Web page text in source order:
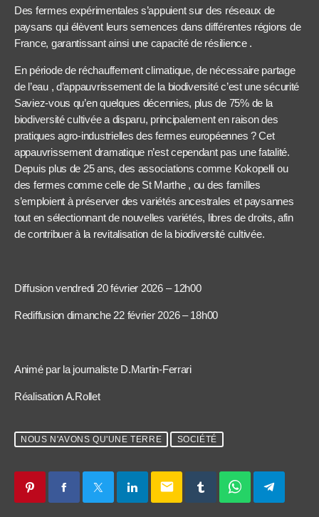
Des fermes expérimentales s’appuient sur des réseaux de
paysans qui élèvent leurs semences dans différentes régions de
France, garantissant ainsi une capacité de résilience .
En période de réchauffement climatique, de nécessaire partage
de l’eau , d’appauvrissement de la biodiversité c’est une sécurité
Saviez-vous qu’en quelques décennies, plus de 75% de la
biodiversité cultivée a disparu, principalement en raison des
pratiques agro-industrielles des fermes européennes ? Cet
appauvrissement dramatique n’est cependant pas une fatalité.
Depuis plus de 25 ans, des associations comme Kokopelli ou
des fermes comme celle de St Marthe , ou des familles
s’emploient à préserver des variétés ancestrales et paysannes
tout en sélectionnant de nouvelles variétés, libres de droits, afin
de contribuer à la revitalisation de la biodiversité cultivée.
Diffusion vendredi 20 février 2026 – 12h00
Rediffusion dimanche 22 février 2026 – 18h00
Animé par la journaliste D.Martin-Ferrari
Réalisation A.Rollet
NOUS N'AVONS QU'UNE TERRE SOCIÉTÉ
email